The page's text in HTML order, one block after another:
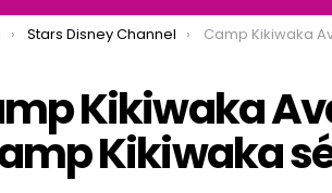
here:Stars Disney Channel Camp Kikiwaka Avant et Après
Kikiwaka
Kikiwaka